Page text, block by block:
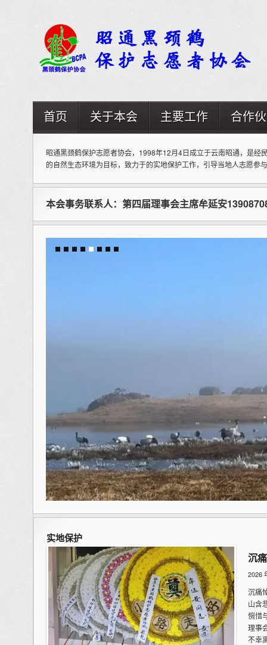
首页 关于本会 主要工作 合作
昭通黑颈鹤保护志愿者协会，1998年12月4日成立于云南昭通，是
的自然生态环境为目标，致力于的实地保护工作，引导当地人志愿
本会事务联系人：第四届理事会主席牟延安
实地保护
沉
2026
沉痛
山含
惋惜
理事
不幸